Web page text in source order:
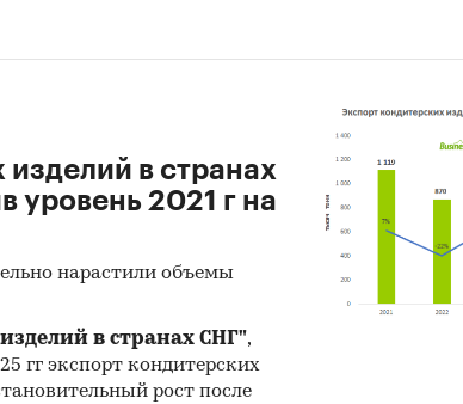
юр.лиц по ОКВЭД2 10.82, без учета
Потребительские товары / Продукты
Кондитерские изделия /
хозяйство / ... / Культуры для производства
изделий в странах
уровень 2021 г на
нарастили объемы
в странах СНГ",
гг экспорт кондитерских
рост после